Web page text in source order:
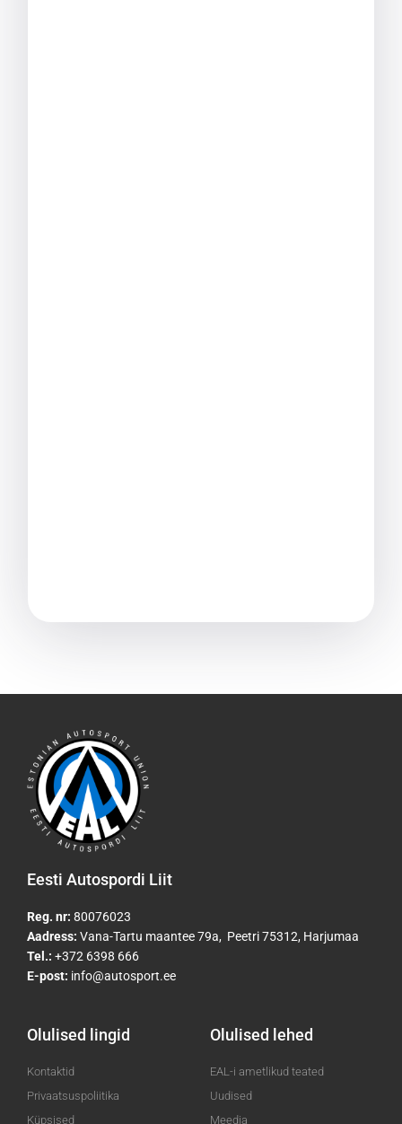
Eesti Autospordi Liit
Reg. nr: 80076023
Aadress: Vana-Tartu maantee 79a, Peetri 75312, Harjumaa
Tel.: +372 6398 666
E-post: info@autosport.ee
Olulised lingid
Kontaktid
Privaatsuspoliitika
Küpsised
Olulised lehed
EAL-i ametlikud teated
Uudised
Meedia